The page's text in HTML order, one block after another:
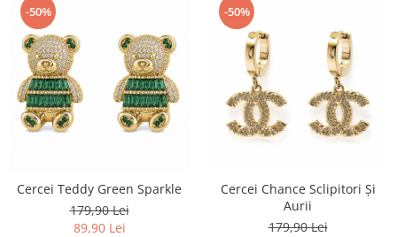
-50%
Cercei Teddy Green Sparkle
179,90 Lei
89,90 Lei
-50%
Cercei Chance Sclipitori Și
Aurii
179,90 Lei